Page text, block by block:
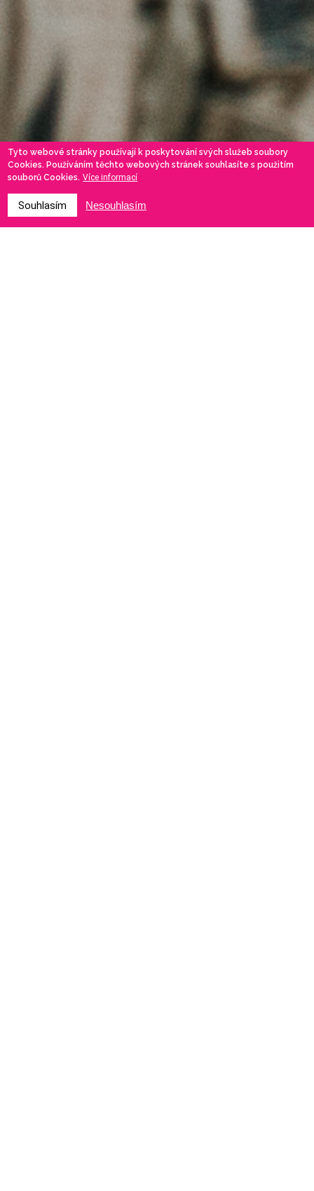
Tyto webové stránky používají k poskytování svých služeb soubory
Cookies. Používáním těchto webových stránek souhlasíte s použitím
souborů Cookies. Více informací
Souhlasím Nesouhlasím